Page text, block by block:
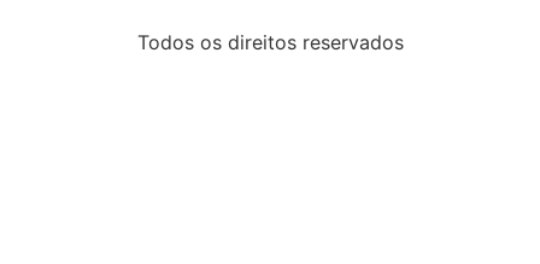
Todos os direitos reservados